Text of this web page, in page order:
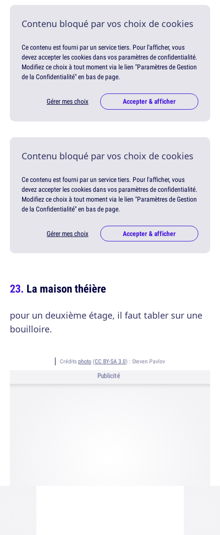
Contenu bloqué par vos choix de cookies
Ce contenu est fourni par un service tiers. Pour l'afficher, vous
devez accepter les cookies dans vos paramètres de confidentialité.
Modifiez ce choix à tout moment via le lien "Paramètres de Gestion
de la Confidentialité" en bas de page.
Gérer mes choix Accepter & afficher
Contenu bloqué par vos choix de cookies
Ce contenu est fourni par un service tiers. Pour l'afficher, vous
devez accepter les cookies dans vos paramètres de confidentialité.
Modifiez ce choix à tout moment via le lien "Paramètres de Gestion
de la Confidentialité" en bas de page.
Gérer mes choix Accepter & afficher
La maison théière
pour un deuxième étage, il faut tabler sur une
bouilloire.
Crédits photo (CC BY-SA 3.0) : Steven Pavlov
Publicité